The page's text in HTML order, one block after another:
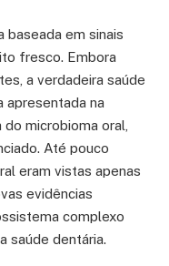
baseada em sinais
fresco. Embora
a verdadeira saúde
apresentada na
microbioma oral,
Até pouco
eram vistas apenas
evidências
complexo
saúde dentária.